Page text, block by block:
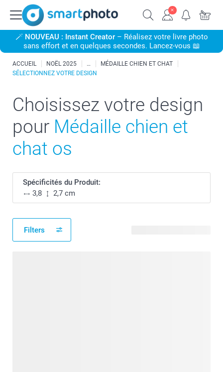
🪄 NOUVEAU : Instant Creator– Réalisez votre livre photo
sans effort et en quelques secondes. Lancez-vous 📖
ACCUEIL NOËL 2025
MÉDAILLE CHIEN ET CHAT
SÉLECTIONNEZ VOTRE DESIGN
Choisissez votre design
pour Médaille chien et
chat os
Spécificités du Produit:
3,8
2,7 cm
Filters